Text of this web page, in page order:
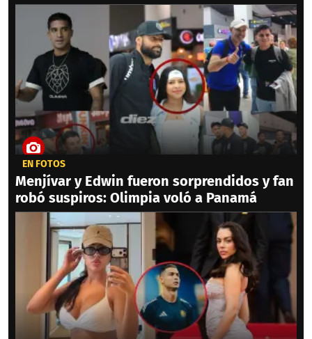
EN FOTOS
Menjívar y Edwin fueron sorprendidos y fan
robó suspiros: Olimpia voló a Panamá